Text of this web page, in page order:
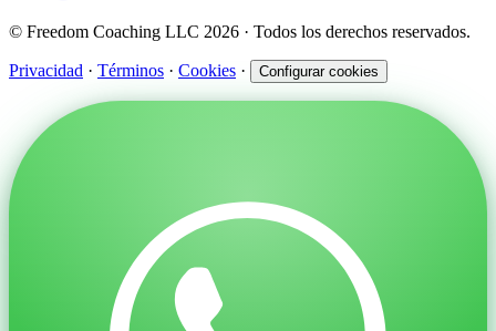
© Freedom Coaching LLC 2026 · Todos los derechos reservados.
Privacidad · Términos · Cookies · Configurar cookies